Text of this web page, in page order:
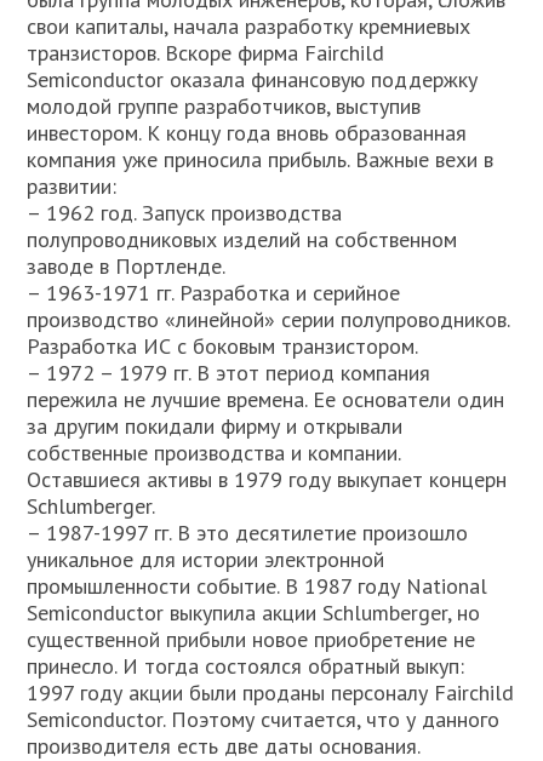
свои капиталы, начала разработку кремниевых
транзисторов. Вскоре фирма Fairchild
Semiconductor оказала финансовую поддержку
молодой группе разработчиков, выступив
инвестором. К концу года вновь образованная
компания уже приносила прибыль. Важные вехи в
развитии:
– 1962 год. Запуск производства
полупроводниковых изделий на собственном
заводе в Портленде.
– 1963-1971 гг. Разработка и серийное
производство «линейной» серии полупроводников.
Разработка ИС с боковым транзистором.
– 1972 – 1979 гг. В этот период компания
пережила не лучшие времена. Ее основатели один
за другим покидали фирму и открывали
собственные производства и компании.
Оставшиеся активы в 1979 году выкупает концерн
Schlumberger.
– 1987-1997 гг. В это десятилетие произошло
уникальное для истории электронной
промышленности событие. В 1987 году National
Semiconductor выкупила акции Schlumberger, но
существенной прибыли новое приобретение не
принесло. И тогда состоялся обратный выкуп:
1997 году акции были проданы персоналу Fairchild
Semiconductor. Поэтому считается, что у данного
производителя есть две даты основания.